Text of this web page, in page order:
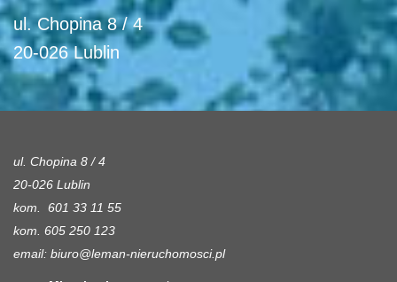
ul. Chopina 8 / 4
20-026 Lublin
ul. Chopina 8 / 4
20-026 Lublin
kom. 601 33 11 55
kom. 605 250 123
email: biuro@leman-nieruchomosci.pl